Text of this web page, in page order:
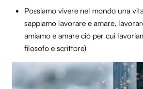
Possiamo vivere nel mondo una
sappiamo lavorare e amare,
amiamo e amare ciò per cui
filosofo e scrittore)